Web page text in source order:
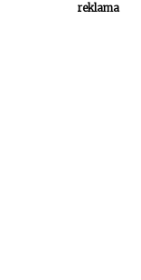
reklama